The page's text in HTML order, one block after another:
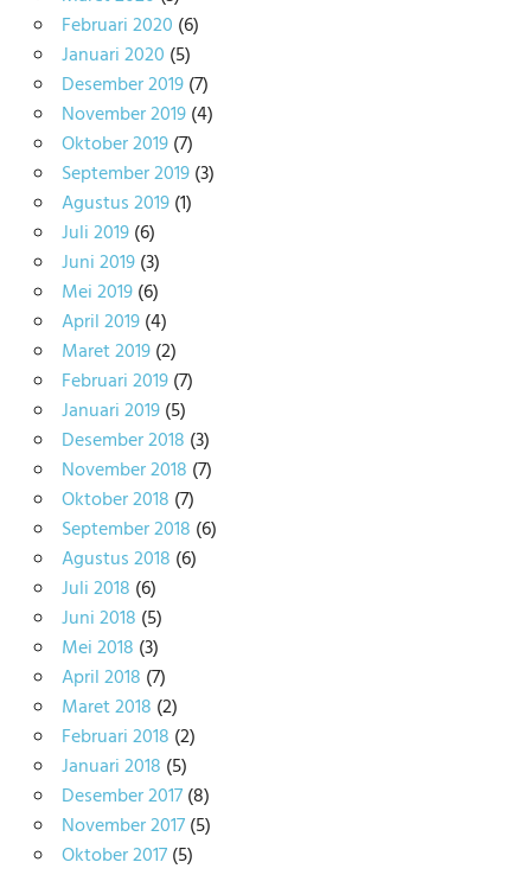
Februari 2020 (6)
Januari 2020 (5)
Desember 2019(7)
November 2019(4)
Oktober 2019(7)
September 2019(3)
Agustus 2019(1)
Juli 2019(6)
Juni 2019(3)
Mei 2019(6)
April 2019(4)
Maret 2019(2)
Februari 2019(7)
Januari 2019(5)
Desember 2018 (3)
November 2018 (7)
Oktober 2018 (7)
September 2018 (6)
Agustus 2018 (6)
Juli 2018 (6)
Juni 2018 (5)
Mei 2018 (3)
April 2018 (7)
Maret 2018 (2)
Februari 2018 (2)
Januari 2018 (5)
Desember 2017(8)
November 2017(5)
Oktober 2017(5)